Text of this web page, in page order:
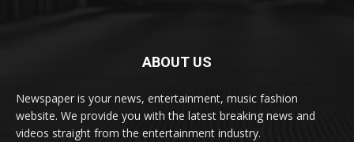
ABOUT US
Newspaper is your news, entertainment, music fashion
website. We provide you with the latest breaking news and
videos straight from the entertainment industry.